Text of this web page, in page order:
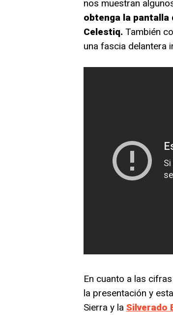
nos muestran
obtenga la
Celestiq. También
una fascia delantera
En cuanto a las
la presentación y
Sierra y la Silverado